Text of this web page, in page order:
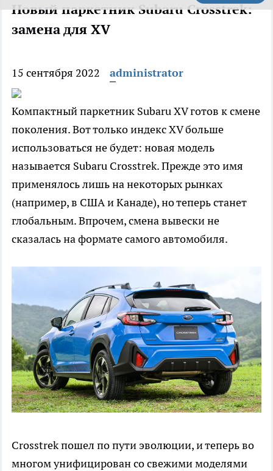
Новый паркетник Subaru Crosstrek:
замена для XV
15 сентября 2022 administrator
Компактный паркетник Subaru XV готов к смене
поколения. Вот только индекс XV больше
использоваться не будет: новая модель
называется Subaru Crosstrek. Прежде это имя
применялось лишь на некоторых рынках
(например, в США и Канаде), но теперь станет
глобальным. Впрочем, смена вывески не
сказалась на формате самого автомобиля.
Crosstrek пошел по пути эволюции, и теперь во
многом унифицирован со свежими моделями